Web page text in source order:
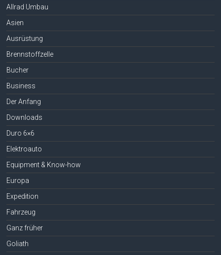
Allrad Umbau
Asien
Ausrüstung
Brennstoffzelle
Bucher
Business
Der Anfang
Downloads
Duro 6×6
Elektroauto
Equipment & Know-how
Europa
Expedition
Fahrzeug
Ganz früher
Goliath